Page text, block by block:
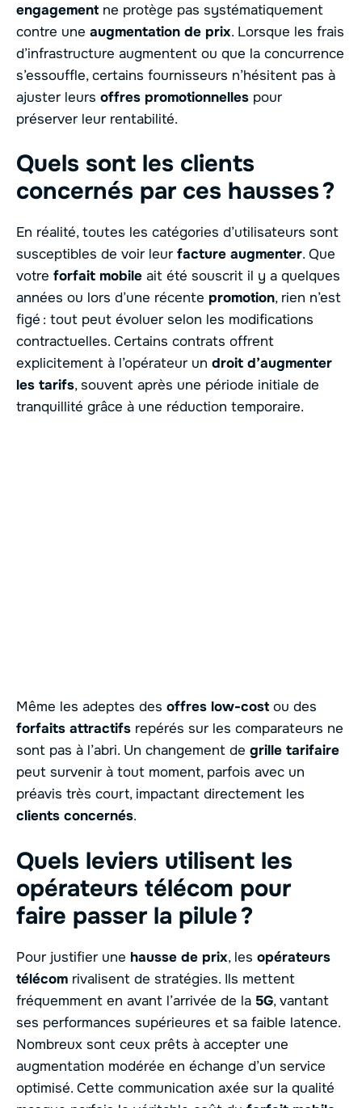
engagement ne protège pas systématiquement
contre une augmentation de prix. Lorsque les frais
d’infrastructure augmentent ou que la concurrence
s’essouffle, certains fournisseurs n’hésitent pas à
ajuster leurs offres promotionnelles pour
préserver leur rentabilité.
Quels sont les clients
concernés par ces hausses ?
En réalité, toutes les catégories d’utilisateurs sont
susceptibles de voir leur facture augmenter. Que
votre forfait mobile ait été souscrit il y a quelques
années ou lors d’une récente promotion, rien n’est
figé : tout peut évoluer selon les modifications
contractuelles. Certains contrats offrent
explicitement à l’opérateur un droit d’augmenter
les tarifs, souvent après une période initiale de
tranquillité grâce à une réduction temporaire.
Même les adeptes des offres low-cost ou des
forfaits attractifs repérés sur les comparateurs ne
sont pas à l’abri. Un changement de grille tarifaire
peut survenir à tout moment, parfois avec un
préavis très court, impactant directement les
clients concernés.
Quels leviers utilisent les
opérateurs télécom pour
faire passer la pilule ?
Pour justifier une hausse de prix, les opérateurs
télécom rivalisent de stratégies. Ils mettent
fréquemment en avant l’arrivée de la 5G, vantant
ses performances supérieures et sa faible latence.
Nombreux sont ceux prêts à accepter une
augmentation modérée en échange d’un service
optimisé. Cette communication axée sur la qualité